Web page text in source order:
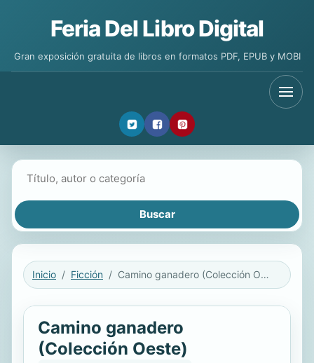
Feria Del Libro Digital
Gran exposición gratuita de libros en formatos PDF, EPUB y MOBI
Inicio Ficción Camino ganadero (Colección Oeste)
Camino ganadero
(Colección Oeste)